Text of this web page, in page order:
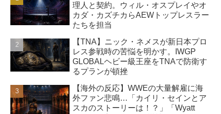
理人と契約。ウィル・オスプレイやオ
カダ・カズチカらAEWトップレスラー
たちを担当
【TNA】ニック・ネメスが新日本プロ
レス参戦時の苦悩を明かす。IWGP
GLOBALヘビー級王座をTNAで防衛す
るプランが頓挫
【海外の反応】WWEの大量解雇に海
外ファン悲鳴…「カイリ・セインとア
スカのストーリーは！？」「Wyatt